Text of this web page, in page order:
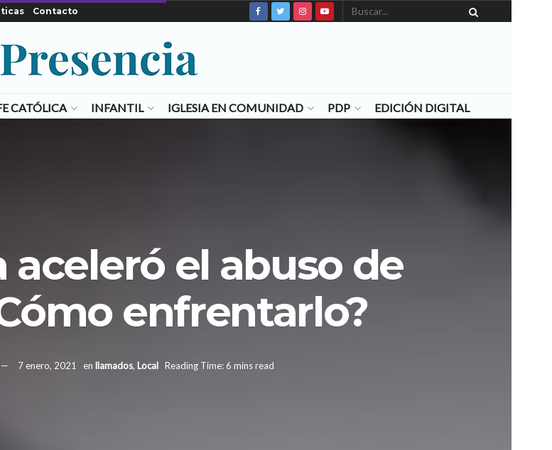
Contacto
CATÓLICA INFANTIL IGLESIA EN COMUNIDAD PDP EDICIÓN DIGITAL
aceleró el abuso de
enfrentarlo?
7 enero, 2021 en llamados, Local Reading Time: 6 mins read